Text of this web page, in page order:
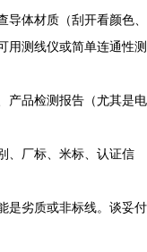
导体材质（刮开看颜色、
用测线仪或简单连通性测
产品检测报告（尤其是电
、厂标、米标、认证信
是劣质或非标线。谈妥付